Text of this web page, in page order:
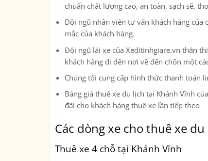
chuẩn chất lượng cao, an toàn, sạch sẽ,
Đội ngũ nhân viên tư vấn khách hàng của
mắc của khách hàng.
Đội ngũ lái xe của Xeditinhgiare.vn thân
khách hàng đi đến nơi về đến chốn một
Chúng tôi cung cấp hình thức thanh toán
Bảng giá thuê xe du lịch tại Khánh Vĩnh
đãi cho khách hàng thuê xe lần tiếp theo
Các dòng xe cho thuê xe
Thuê xe 4 chỗ tại Khánh Vĩnh